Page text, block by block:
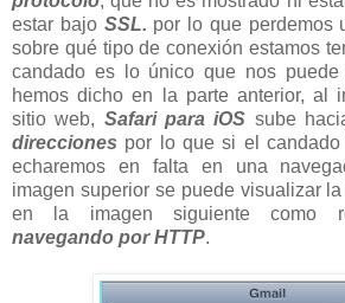
estar bajo SSL. por lo que perdemos
sobre qué tipo de conexión estamos
candado es lo único que nos puede
hemos dicho en la parte anterior, al
sitio web, Safari para iOS sube
direcciones por lo que si el
echaremos en falta en una
imagen superior se puede visualizar
en la imagen siguiente como
navegando por HTTP.